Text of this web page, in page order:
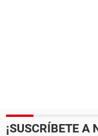
¡SUSCRÍBETE A